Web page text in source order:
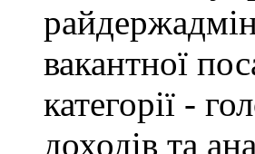
вакантної
категорії -
доходів та